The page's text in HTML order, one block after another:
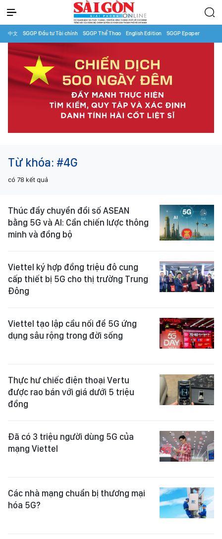
中文 SGGP Đầu tư Tài chính SGGP Thể Thao English Edition SGGP Epaper
Từ khóa: #4G
có 78 kết quả
Thúc đẩy chuyển đổi số ASEAN
bằng 5G và AI: Cần chiến lược thông
minh và đồng bộ
Viettel ký hợp đồng triệu đô cung
cấp thiết bị 5G cho thị trường Trung
Đông
Viettel tạo lập cầu nối để 5G ứng
dụng sâu rộng trong đời sống
Thực hư chiếc điện thoại Vertu
được rao bán với giá dưới 5 triệu
đồng
Đã có 3 triệu người dùng 5G của
mạng Viettel
Các nhà mạng chuẩn bị thương mại
hóa 5G?